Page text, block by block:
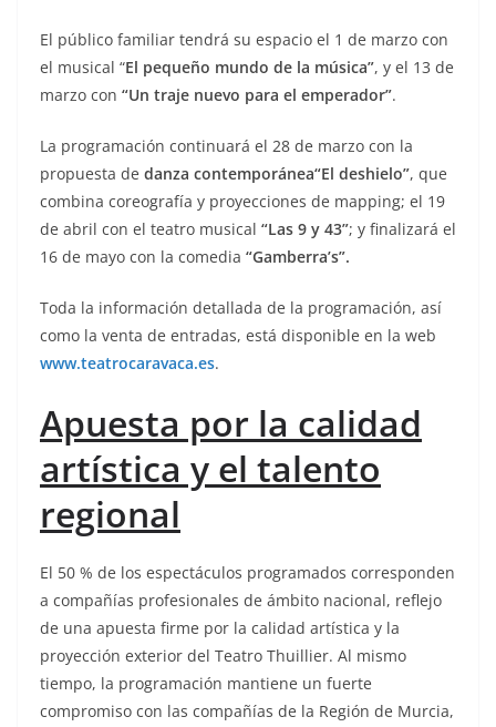
El público familiar tendrá su espacio el 1 de marzo con
el musical “El pequeño mundo de la música”, y el 13 de
marzo con “Un traje nuevo para el emperador”.
La programación continuará el 28 de marzo con la
propuesta de danza contemporánea“El deshielo”, que
combina coreografía y proyecciones de mapping; el 19
de abril con el teatro musical “Las 9 y 43”; y finalizará el
16 de mayo con la comedia “Gamberra’s”.
Toda la información detallada de la programación, así
como la venta de entradas, está disponible en la web
www.teatrocaravaca.es.
Apuesta por la calidad
artística y el talento
regional
El 50 % de los espectáculos programados corresponden
a compañías profesionales de ámbito nacional, reflejo
de una apuesta firme por la calidad artística y la
proyección exterior del Teatro Thuillier. Al mismo
tiempo, la programación mantiene un fuerte
compromiso con las compañías de la Región de Murcia,